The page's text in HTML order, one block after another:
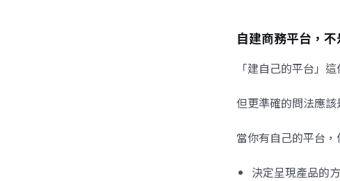
自建商務平台，
「建自己的平台」
但更準確的問法應該
當你有自己的平台，
決定呈現產品的